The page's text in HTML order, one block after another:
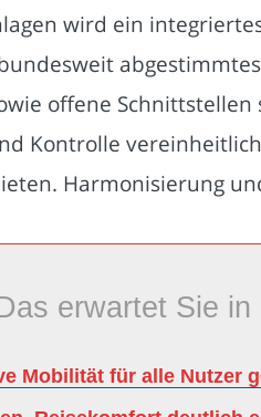
wird ein
offene
Kontrolle
Harmonisierung
erwartet Sie in
Mobilität für alle Nutzer